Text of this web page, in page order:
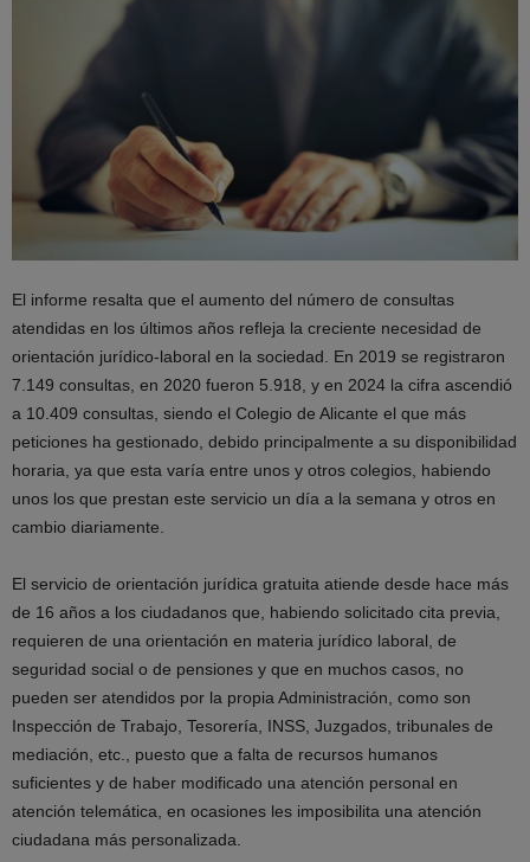
El informe resalta que el aumento del número de consultas
atendidas en los últimos años refleja la creciente necesidad de
orientación jurídico-laboral en la sociedad. En 2019 se registraron
7.149 consultas, en 2020 fueron 5.918, y en 2024 la cifra ascendió
a 10.409 consultas, siendo el Colegio de Alicante el que más
peticiones ha gestionado, debido principalmente a su disponibilidad
horaria, ya que esta varía entre unos y otros colegios, habiendo
unos los que prestan este servicio un día a la semana y otros en
cambio diariamente.
El servicio de orientación jurídica gratuita atiende desde hace más
de 16 años a los ciudadanos que, habiendo solicitado cita previa,
requieren de una orientación en materia jurídico laboral, de
seguridad social o de pensiones y que en muchos casos, no
pueden ser atendidos por la propia Administración, como son
Inspección de Trabajo, Tesorería, INSS, Juzgados, tribunales de
mediación, etc., puesto que a falta de recursos humanos
suficientes y de haber modificado una atención personal en
atención telemática, en ocasiones les imposibilita una atención
ciudadana más personalizada.